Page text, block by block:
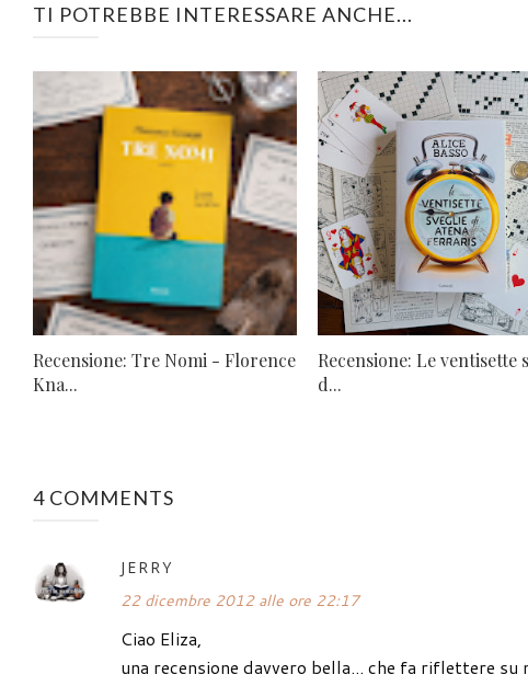
TI POTREBBE INTERESSARE ANCHE...
Recensione: Tre Nomi - Florence
Kna...
Recensione: Le ventisette
d...
4 COMMENTS
JERRY
22 dicembre 2012 alle ore 22:17
Ciao Eliza,
una recensione davvero bella... che fa riflettere